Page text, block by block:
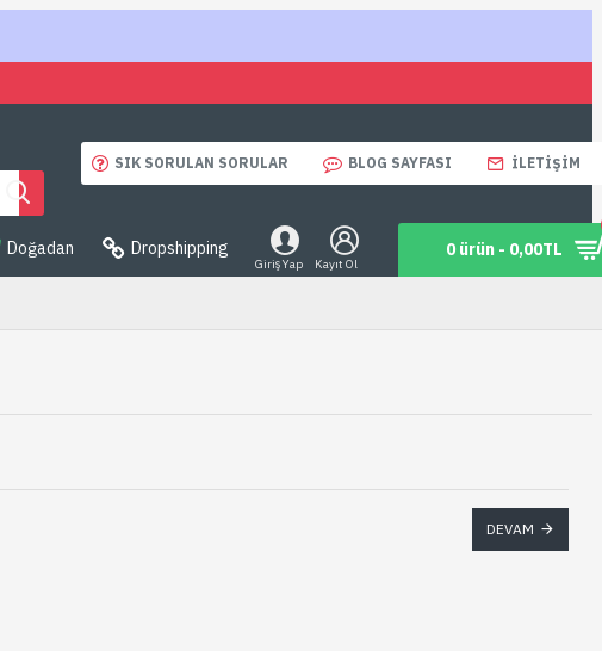
SIK SORULAN SORULAR BLOG SAYFASI İLETIŞIM
Doğadan Dropshipping
Giriş Yap Kayıt Ol
0 ürün - 0,00TL
DEVAM